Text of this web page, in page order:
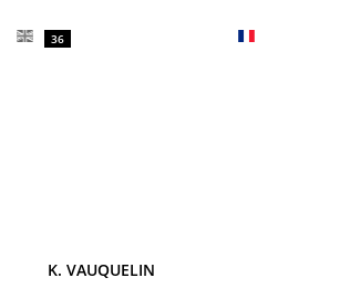
36
K. VAUQUELIN